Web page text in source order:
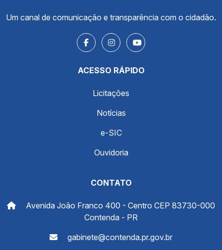
Um canal de comunicação e transparência com o cidadão.
ACESSO RÁPIDO
Licitações
Notícias
e-SIC
Ouvidoria
CONTATO
Avenida João Franco 400 - Centro CEP 83730-000
Contenda - PR
gabinete@contenda.pr.gov.br